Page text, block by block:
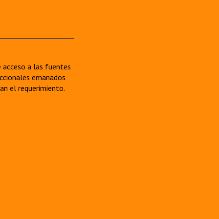
acceso a las fuentes
emanados
el requerimiento.